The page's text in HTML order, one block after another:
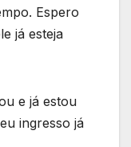
Espero
já esteja
e já estou
ingresso já